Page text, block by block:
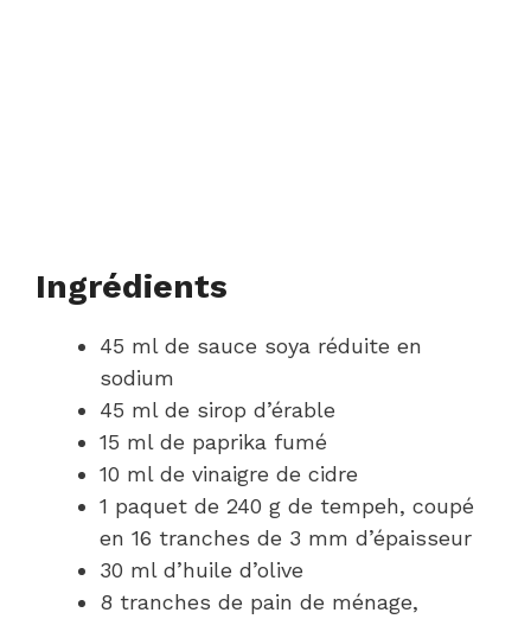
Ingrédients
45 ml de sauce soya réduite en
sodium
45 ml de sirop d’érable
15 ml de paprika fumé
10 ml de vinaigre de cidre
1 paquet de 240 g de tempeh, coupé
en 16 tranches de 3 mm d’épaisseur
30 ml d’huile d’olive
8 tranches de pain de ménage,